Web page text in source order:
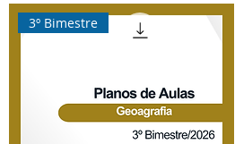
3º Bimestre